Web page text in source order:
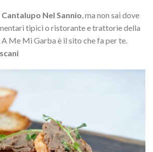
Cantalupo Nel Sannio , ma non sai dove
tipici o ristorante e trattorie della
Me Mi Garba è il sito che fa per te.